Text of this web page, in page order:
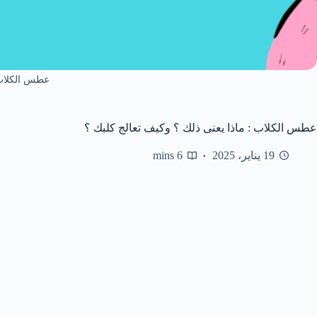
عطس
عطس الكلاب : ماذا يعنى ذلك ؟ وكيف تعالج كلبك ؟
19 يناير، 2025 6 mins